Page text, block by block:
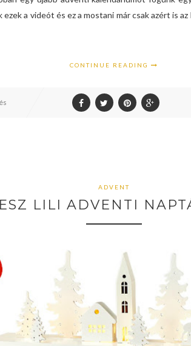
ezek a videót és ez a mostani már csak azért is
CONTINUE READING
ADVENT
LILI ADVENTI